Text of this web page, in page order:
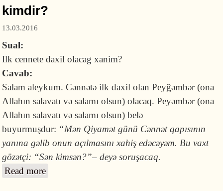
kimdir?
13.03.2016
Sual:
Ilk cennete daxil olacag xanim?
Cavab:
Salam aleykum. Cənnətə ilk daxil olan Peyğəmbər (ona
Allahın salavatı və salamı olsun) olacaq. Peyəmbər (ona
Allahın salavatı və salamı olsun) belə
buyurmuşdur: “Mən Qiyamət günü Cənnət qapısının
yanına gəlib onun açılmasını xahiş edəcə­yəm. Bu vaxt
gözətçi: “Sən kimsən?”– deyə soruşacaq.
Read more